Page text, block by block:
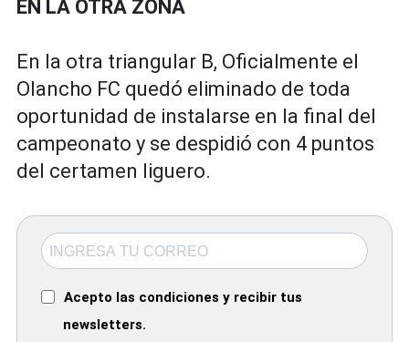
EN LA OTRA ZONA
En la otra triangular B, Oficialmente el
Olancho FC quedó eliminado de toda
oportunidad de instalarse en la final del
campeonato y se despidió con 4 puntos
del certamen liguero.
Acepto las condiciones y recibir tus
newsletters.